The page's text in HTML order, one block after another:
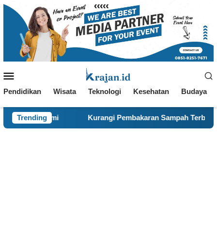
Loncat
Mobile
Pendidikan Wisata Teknologi Kesehatan Budaya
Trending
Kurangi Pembakaran Sampah Terbuka, KKN 120 dan